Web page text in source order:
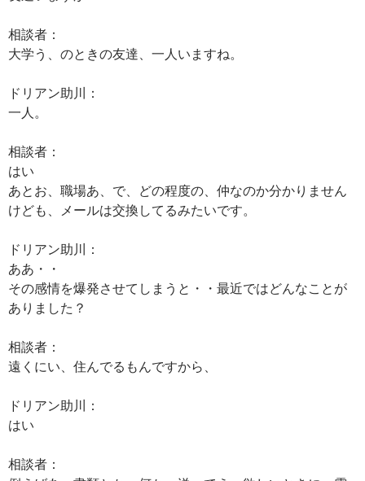
相談者：
大学う、のときの友達、一人いますね。
ドリアン助川：
一人。
相談者：
はい
あとお、職場あ、で、どの程度の、仲なのか分かりません
けども、メールは交換してるみたいです。
ドリアン助川：
ああ・・
その感情を爆発させてしまうと・・最近ではどんなことが
ありました？
相談者：
遠くにい、住んでるもんですから、
ドリアン助川：
はい
相談者：